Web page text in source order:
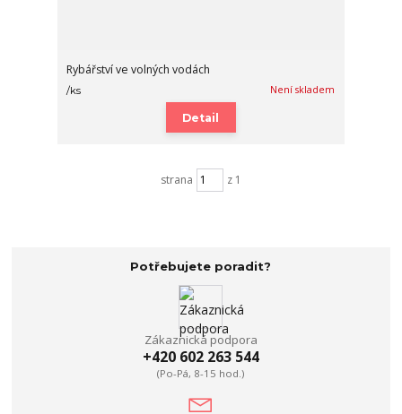
Rybářství ve volných vodách
/ks Není skladem
Detail
strana z 1
Potřebujete poradit?
Zákaznická podpora
+420 602 263 544
(Po-Pá, 8-15 hod.)